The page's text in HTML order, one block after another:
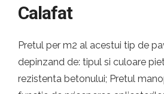
Calafat
Pretul per m2 al acestui tip de
depinzand de: tipul si culoare
rezistenta betonului; Pretul